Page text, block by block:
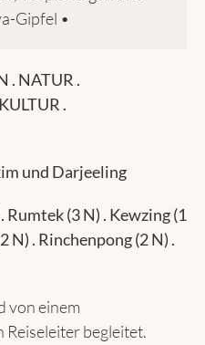
Gipfel •
. NATUR .
.
und Darjeeling
(3 N) . Kewzing (1
N) . Rinchenpong (2 N) .
von einem
Reiseleiter begleitet.